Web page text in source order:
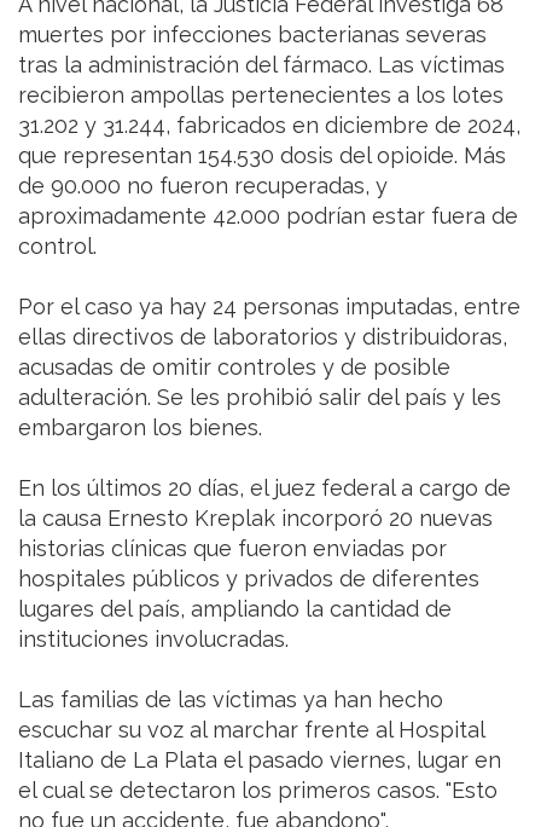
muertes por infecciones bacterianas severas
tras la administración del fármaco. Las víctimas
recibieron ampollas pertenecientes a los lotes
31.202 y 31.244, fabricados en diciembre de 2024,
que representan 154.530 dosis del opioide. Más
de 90.000 no fueron recuperadas, y
aproximadamente 42.000 podrían estar fuera de
control.
Por el caso ya hay 24 personas imputadas, entre
ellas directivos de laboratorios y distribuidoras,
acusadas de omitir controles y de posible
adulteración. Se les prohibió salir del país y les
embargaron los bienes.
En los últimos 20 días, el juez federal a cargo de
la causa Ernesto Kreplak incorporó 20 nuevas
historias clínicas que fueron enviadas por
hospitales públicos y privados de diferentes
lugares del país, ampliando la cantidad de
instituciones involucradas.
Las familias de las víctimas ya han hecho
escuchar su voz al marchar frente al Hospital
Italiano de La Plata el pasado viernes, lugar en
el cual se detectaron los primeros casos. "Esto
no fue un accidente, fue abandono",